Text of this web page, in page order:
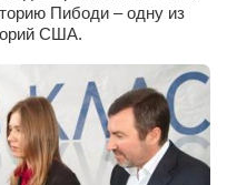
Пибоди – одну из
США.